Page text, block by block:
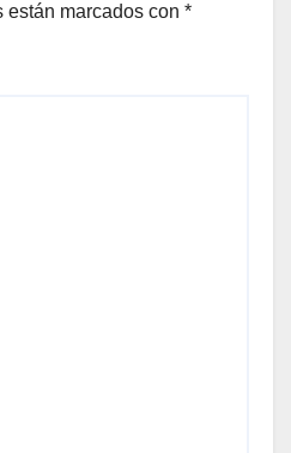
están marcados con *